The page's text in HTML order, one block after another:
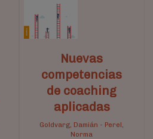
Nuevas
competencias
de coaching
aplicadas
Goldvarg, Damián - Perel,
Norma